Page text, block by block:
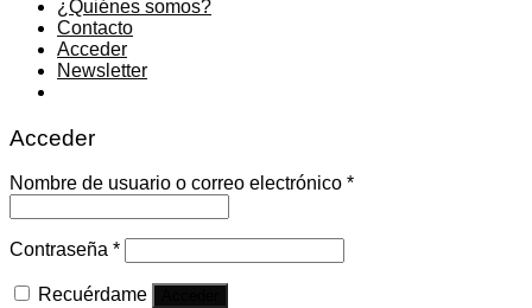
¿Quiénes somos?
Contacto
Acceder
Newsletter
Acceder
Nombre de usuario o correo electrónico *
Contraseña *
Recuérdame